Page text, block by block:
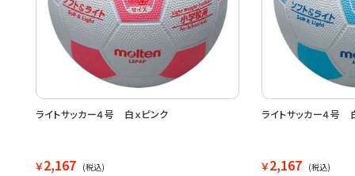
ライトサッカー４号 白ｘピンク
￥2,167 (税込)
ライトサッカー４号
￥2,167 (税込)